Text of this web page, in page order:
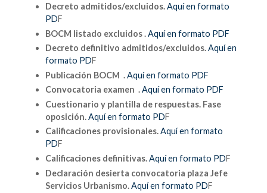
Decreto admitidos/excluidos.Aquí en formato
PDF
BOCM listado excluidos .Aquí en formato PDF
Decreto definitivo admitidos/excluidos.Aquí en
formato PDF
Publicación BOCM .Aquí en formato PDF
Convocatoria examen .Aquí en formato PDF
Cuestionario y plantilla de respuestas. Fase
oposición.Aquí en formato PDF
Calificaciones provisionales.Aquí en formato
PDF
Calificaciones definitivas.Aquí en formato PDF
Declaración desierta convocatoria plaza Jefe
Servicios Urbanismo.Aquí en formato PDF